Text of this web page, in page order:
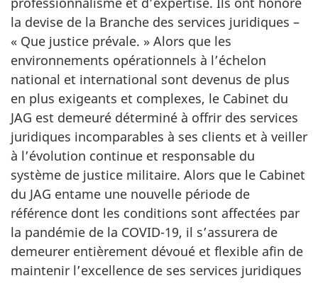
la devise de la Branche des services juridiques –
« Que justice prévale. » Alors que les
environnements opérationnels à l’échelon
national et international sont devenus de plus
en plus exigeants et complexes, le Cabinet du
JAG est demeuré déterminé à offrir des services
juridiques incomparables à ses clients et à veiller
à l’évolution continue et responsable du
système de justice militaire. Alors que le Cabinet
du JAG entame une nouvelle période de
référence dont les conditions sont affectées par
la pandémie de la COVID-19, il s’assurera de
demeurer entièrement dévoué et flexible afin de
maintenir l’excellence de ses services juridiques